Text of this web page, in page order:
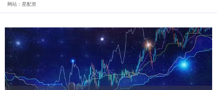
网站：星配资